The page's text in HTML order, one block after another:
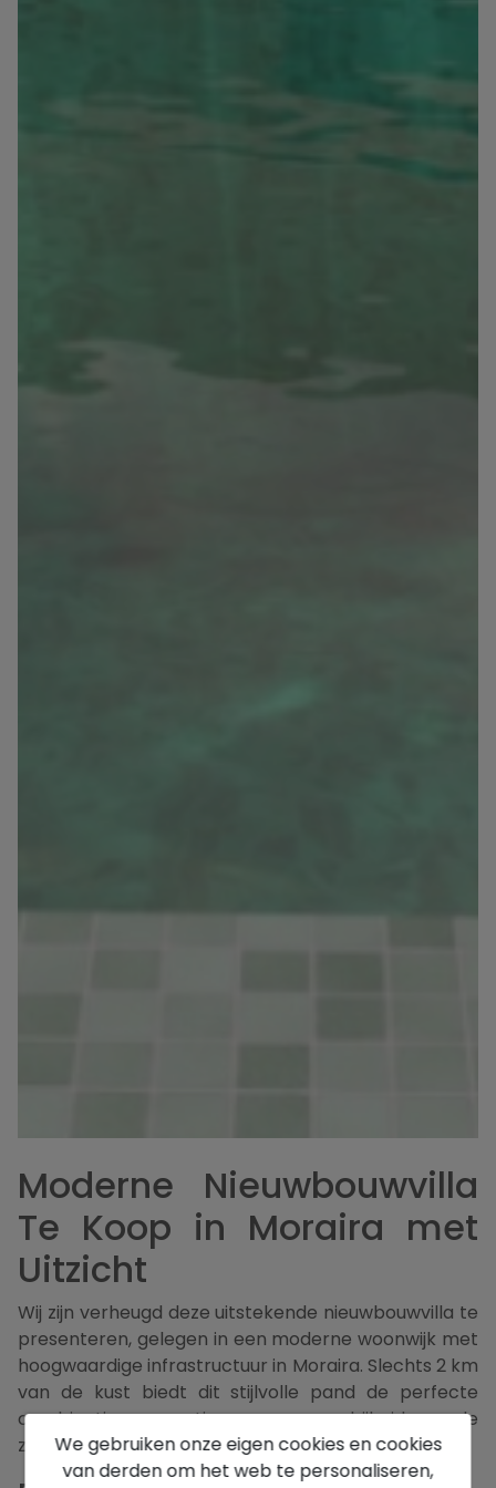
Moderne Nieuwbouwvilla
Te Koop in Moraira met
Uitzicht
Wij zijn verheugd deze uitstekende nieuwbouwvilla te
presenteren, gelegen in een moderne woonwijk met
hoogwaardige infrastructuur in Moraira. Slechts 2 km
van de kust biedt dit stijlvolle pand de perfecte
combinatie van rustig wonen en nabijheid van de
zee. We gebruiken onze eigen cookies en cookies
van derden om het web te personaliseren,